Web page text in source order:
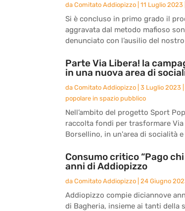
da Comitato Addiopizzo 11 Luglio 2023
Si è concluso in primo grado il
aggravata dal metodo mafioso
denunciato con l’ausilio del
Parte Via Libera! la
in una nuova area di
da Comitato Addiopizzo 3 Luglio 2023
popolare in spazio pubblico
Nell’ambito del progetto Sport
raccolta fondi per trasformare Via
Borsellino, in un'area di socialità
Consumo critico “Pago
anni di Addiopizzo
da Comitato Addiopizzo 24 Giugno
Addiopizzo compie diciannove
di Bagheria, insieme ai tanti della